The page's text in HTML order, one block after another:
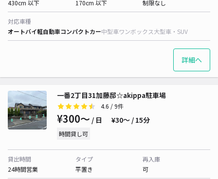
430cm 以下
170cm 以下
制限なし
対応車種
オートバイ軽自動車コンパクトカー中型車ワンボックス大型車・SUV
詳細へ
一番2丁目31加藤邸☆akippa駐車場
4.6 / 9件
¥300〜 / 日 ¥30〜 / 15分
時間貸し可
貸出時間
24時間営業
タイプ
平置き
再入庫
可